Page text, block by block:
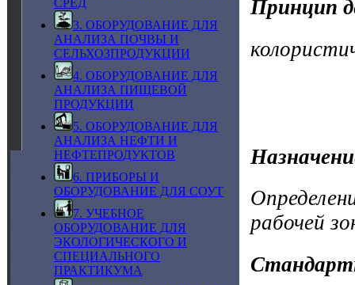
СРЕД
3. ОБОРУДОВАНИЕ ДЛЯ
АНАЛИЗА ПОЧВЫ И
СЕЛЬХОЗПРОДУКЦИИ
4. ОБОРУДОВАНИЕ ДЛЯ
АНАЛИЗА ПИЩЕВОЙ
ПРОДУКЦИИ
5. ОБОРУДОВАНИЕ ДЛЯ
АНАЛИЗА НЕФТИ И
НЕФТЕПРОДУКТОВ
6. ПРИБОРЫ И
ОБОРУДОВАНИЕ ДЛЯ СОУТ
7. УЧЕБНОЕ
ОБОРУДОВАНИЕ ДЛЯ
ЭКОЛОГИЧЕСКОГО И
СПЕЦИАЛЬНОГО
ПРАКТИКУМА
Принцип
рабочей